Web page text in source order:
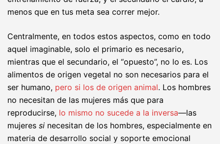
menos que en tus meta sea correr mejor.
Centralmente, en todos estos aspectos, como en todo
aquel imaginable, solo el primario es necesario,
mientras que el secundario, el “opuesto”, no lo es. Los
alimentos de origen vegetal no son necesarios para el
ser humano, pero si los de origen animal. Los hombres
no necesitan de las mujeres más que para
reproducirse, lo mismo no sucede a la inversa—las
mujeres si necesitan de los hombres, especialmente en
materia de desarrollo social y soporte emocional